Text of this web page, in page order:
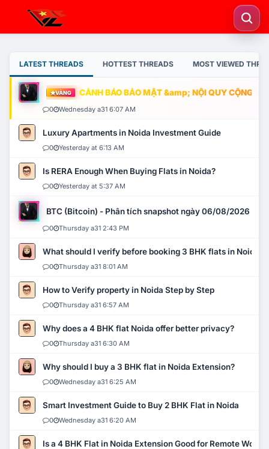
LATEST THREADS HOTTEST THREADS MOST VIEWED
VÀNG CẢNH BÁO BẢO MẬT &amp; NỘI QUY CỘNG
0 Wednesday a31 6:07 AM
Luxury Apartments in Noida Investment Guide
0 Yesterday at 6:13 AM
Is RERA Enough When Buying Flats in Noida?
0 Yesterday at 5:37 AM
BTC (Bitcoin) - Phân tích snapshot ngày 06/08/2026
0 Thursday a31 2:43 PM
What should I verify before booking 3 BHK flats in Noida?
0 Thursday a31 8:01 AM
How to Verify property in Noida Step by Step
0 Thursday a31 6:57 AM
Why does a 4 BHK flat Noida offer better privacy?
0 Thursday a31 6:30 AM
Why should I buy a 3 BHK flat in Noida Extension?
0 Wednesday a31 6:25 AM
Smart Investment Guide to Buy 2 BHK Flat in Noida
0 Wednesday a31 6:20 AM
Is a 4 BHK Flat in Noida Extension Good for Remote Work?